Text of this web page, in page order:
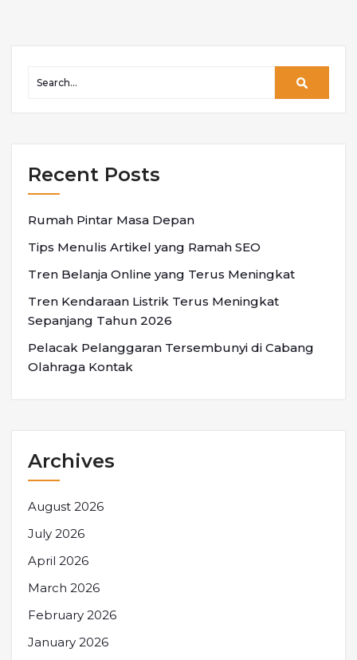
Recent Posts
Rumah Pintar Masa Depan
Tips Menulis Artikel yang Ramah SEO
Tren Belanja Online yang Terus Meningkat
Tren Kendaraan Listrik Terus Meningkat
Sepanjang Tahun 2026
Pelacak Pelanggaran Tersembunyi di Cabang
Olahraga Kontak
Archives
August 2026
July 2026
April 2026
March 2026
February 2026
January 2026